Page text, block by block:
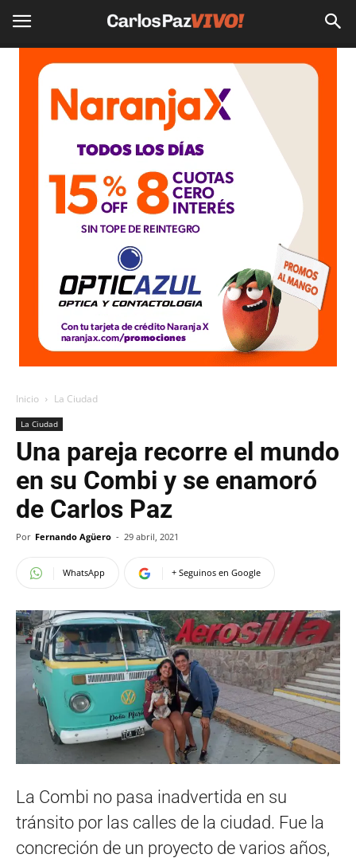
Inicio La Ciudad
La Ciudad
Una pareja recorre el mundo
en su Combi y se enamoró
de Carlos Paz
Por Fernando Agüero - 29 abril, 2021
WhatsApp + Seguinos en Google
La Combi no pasa inadvertida en su
tránsito por las calles de la ciudad. Fue la
concreción de un proyecto de varios años,